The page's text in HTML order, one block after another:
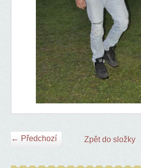
← Předchozí Zpět do složky